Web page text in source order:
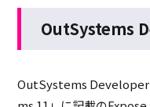
OutSystems
OutSystems Developer